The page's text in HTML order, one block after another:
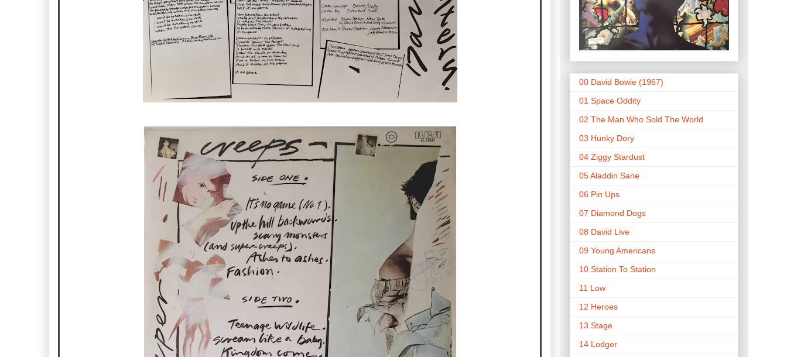
00 David Bowie (1967)
01 Space Oddity
02 The Man Who Sold The World
03 Hunky Dory
04 Ziggy Stardust
05 Aladdin Sane
06 Pin Ups
07 Diamond Dogs
08 David Live
09 Young Americans
10 Station To Station
11 Low
12 Heroes
13 Stage
14 Lodger